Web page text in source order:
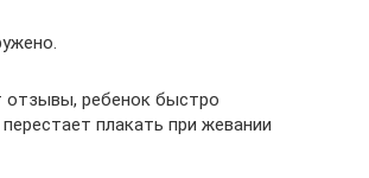
отзывы, ребенок быстро
плакать при жевании